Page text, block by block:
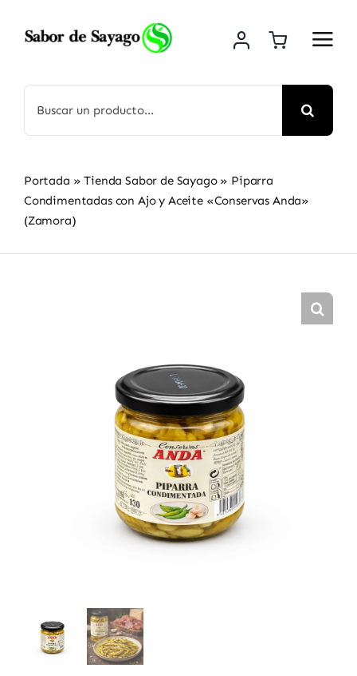
Portada »Tienda Sabor de Sayago» Piparra
Condimentadas con Ajo y Aceite «Conservas Anda»
(Zamora)